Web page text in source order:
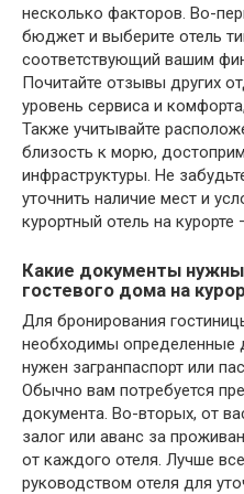
несколько факторов. Во-
бюджет и выберите отель
соответствующий вашим
Почитайте отзывы других
уровень сервиса и
Также учитывайте
близость к морю,
инфраструктуры. Не
уточнить наличие мест и
курортный отель на
Какие документы
гостевого дома на
Для бронирования
необходимы определенные
нужен загранпаспорт или
Обычно вам потребуется
документа. Во-вторых, от
залог или аванс за
от каждого отеля. Лучше
руководством отеля для